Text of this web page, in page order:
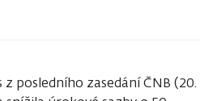
posledního zasedání ČNB (20.